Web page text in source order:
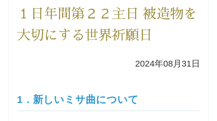
講座のご案内
シスター中島の講座
１日年間第２２主日 被造物を
大切にする世界祈願日
2024年08月31日
1．新しいミサ曲について